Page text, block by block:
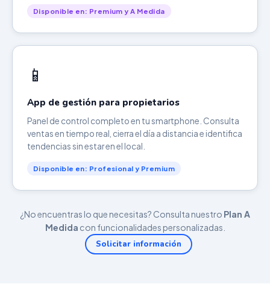
Disponible en: Premium y A Medida
📱
App de gestión para propietarios
Panel de control completo en tu smartphone. Consulta
ventas en tiempo real, cierra el día a distancia e identifica
tendencias sin estar en el local.
Disponible en: Profesional y Premium
¿No encuentras lo que necesitas? Consulta nuestro Plan A
Medida con funcionalidades personalizadas.
Solicitar información